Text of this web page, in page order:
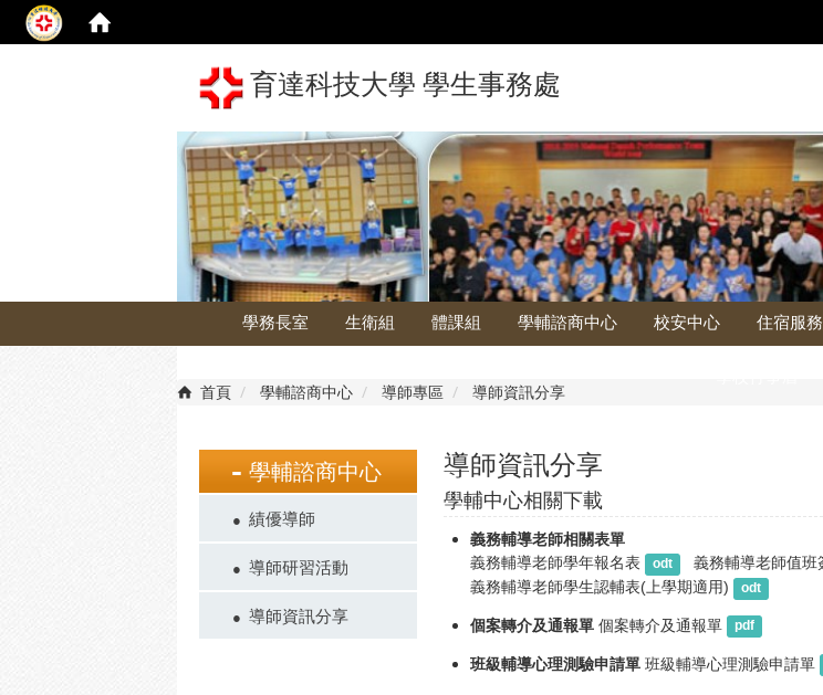
育達科技大學 學生事務處
學務長室 生衛組 體課組 學輔諮商中心 校安中心 住宿服
首頁 學輔諮商中心 導師專區 導師資訊分享
學輔諮商中心
績優導師
導師研習活動
導師資訊分享
導師資訊分享
學輔中心相關下載
義務輔導老師相關表單
義務輔導老師學年報名表
odt 義務輔導老師值班
義務輔導老師學生認輔表(上學期適用) odt
個案轉介及通報單 個案轉介及通報單 pdf
班級輔導心理測驗申請單 班級輔導心理測驗申請單